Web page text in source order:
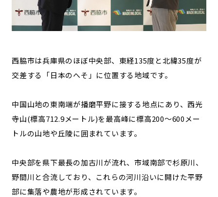
西脇市は兵庫県のほぼ中央部、東経135度と北緯35度が
交差する「日本のへそ」に位置する地域です。
中国山地の東南端が播磨平野に接する地点にあり、西光
寺山(標高712.9メートル)を最高峰に標高200〜600メー
トルの山地や丘陵に囲まれています。
中央部を県下最長の加古川が流れ、市域南部で杉原川、
野間川と合流しており、これらの河川沿いに開けた平野
部に集落や農地が形成されています。